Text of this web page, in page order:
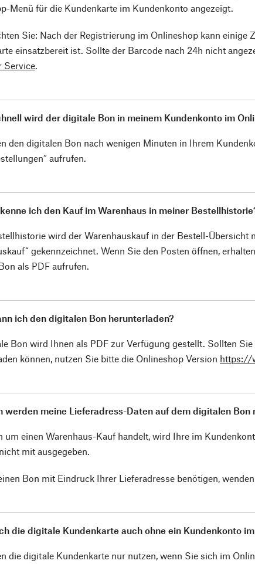
Menü für die Kundenkarte im Kundenkonto angezeigt.
Sie: Nach der Registrierung im Onlineshop kann einige
einsatzbereit ist. Sollte der Barcode nach 24h nicht
Service.
wird der digitale Bon in meinem Kundenkonto im
den digitalen Bon nach wenigen Minuten in Ihrem
aufrufen.
ich den Kauf im Warenhaus in meiner
wird der Warenhauskauf in der Bestell-Übersicht
gekennzeichnet. Wenn Sie den Posten öffnen,
als PDF aufrufen.
ich den digitalen Bon herunterladen?
Bon wird Ihnen als PDF zur Verfügung gestellt. Sollten
können, nutzen Sie bitte die Onlineshop Version https://
werden meine Lieferadress-Daten auf dem digitalen Bon
um einen Warenhaus-Kauf handelt, wird Ihre im
mit ausgegeben.
Bon mit Eindruck Ihrer Lieferadresse benötigen,
die digitale Kundenkarte auch ohne ein Kundenkonto
die digitale Kundenkarte nur nutzen, wenn Sie sich im